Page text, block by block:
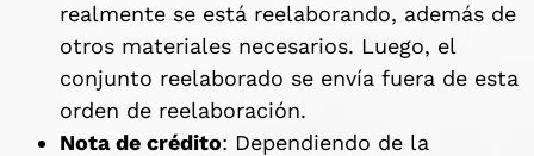
realmente se está reelaborando, además de
otros materiales necesarios. Luego, el
conjunto reelaborado se envía fuera de esta
orden de reelaboración.
Nota de crédito: Dependiendo de la